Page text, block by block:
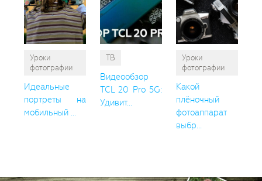
Уроки
фотографии
Идеальные
портреты на
мобильный ...
ТВ
Видеообзор
TCL 20 Pro 5G:
Удивит...
Уроки
фотографии
Какой
плёночный
фотоаппарат
выбр...